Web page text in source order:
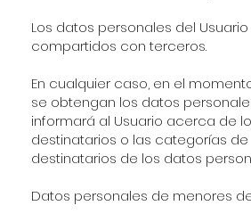
Los datos personales del
compartidos con terceros.
En cualquier caso, en el
se obtengan los datos
informará al Usuario acerca de
destinatarios o las categorías de
destinatarios de los datos
Datos personales de menores